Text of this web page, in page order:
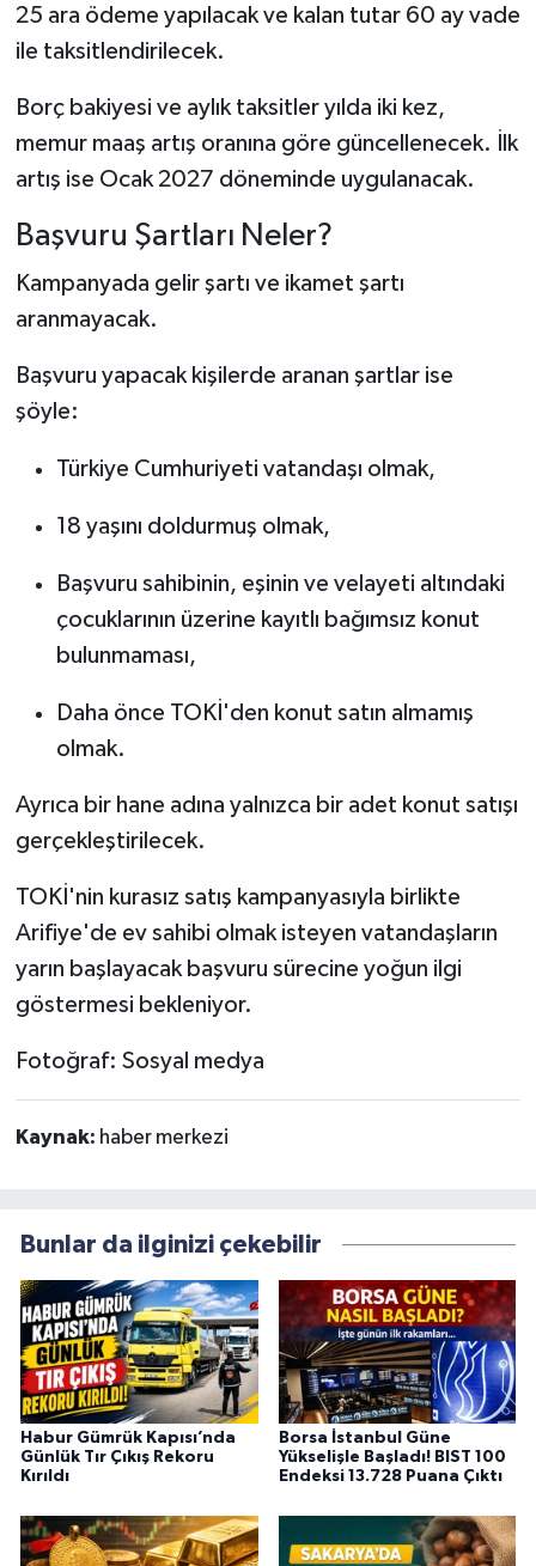
25 ara ödeme yapılacak ve kalan tutar 60 ay vade
ile taksitlendirilecek.
Borç bakiyesi ve aylık taksitler yılda iki kez,
memur maaş artış oranına göre güncellenecek. İlk
artış ise Ocak 2027 döneminde uygulanacak.
Başvuru Şartları Neler?
Kampanyada gelir şartı ve ikamet şartı
aranmayacak.
Başvuru yapacak kişilerde aranan şartlar ise
şöyle:
Türkiye Cumhuriyeti vatandaşı olmak,
18 yaşını doldurmuş olmak,
Başvuru sahibinin, eşinin ve velayeti altındaki
çocuklarının üzerine kayıtlı bağımsız konut
bulunmaması,
Daha önce TOKİ'den konut satın almamış
olmak.
Ayrıca bir hane adına yalnızca bir adet konut satışı
gerçekleştirilecek.
TOKİ'nin kurasız satış kampanyasıyla birlikte
Arifiye'de ev sahibi olmak isteyen vatandaşların
yarın başlayacak başvuru sürecine yoğun ilgi
göstermesi bekleniyor.
Fotoğraf: Sosyal medya
Kaynak: haber merkezi
Bunlar da ilginizi çekebilir
Habur Gümrük Kapısı’nda
Günlük Tır Çıkış Rekoru
Kırıldı
Borsa İstanbul Güne
Yükselişle Başladı! BIST 100
Endeksi 13.728 Puana Çıktı